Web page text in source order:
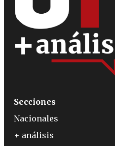
Secciones
Nacionales
+ análisis